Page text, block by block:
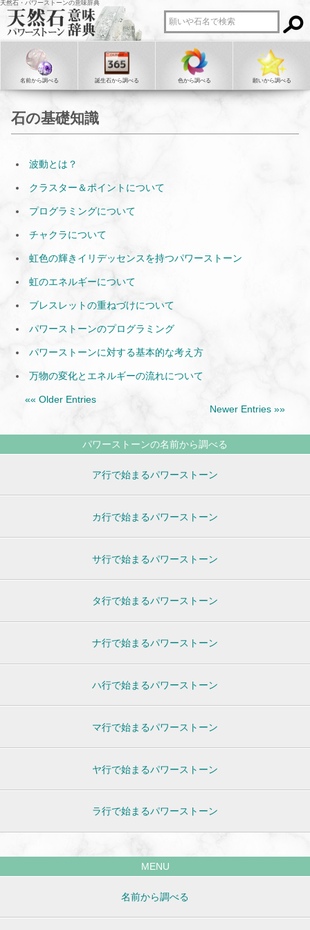
天然石・パワーストーンの意味辞典
名前から調べる 誕生石から調べる 色から調べる 願いから調べる
石の基礎知識
波動とは？
クラスター＆ポイントについて
プログラミングについて
チャクラについて
虹色の輝きイリデッセンスを持つパワーストーン
虹のエネルギーについて
ブレスレットの重ねづけについて
パワーストーンのプログラミング
パワーストーンに対する基本的な考え方
万物の変化とエネルギーの流れについて
«« Older Entries
Newer Entries »»
パワーストーンの名前から調べる
ア行で始まるパワーストーン
カ行で始まるパワーストーン
サ行で始まるパワーストーン
タ行で始まるパワーストーン
ナ行で始まるパワーストーン
ハ行で始まるパワーストーン
マ行で始まるパワーストーン
ヤ行で始まるパワーストーン
ラ行で始まるパワーストーン
MENU
名前から調べる